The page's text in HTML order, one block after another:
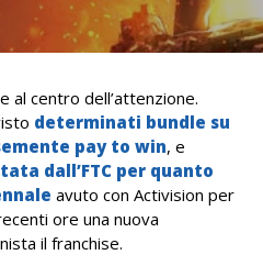
al centro dell’attenzione.
determinati bundle su
pay to win, e
dall’FTC per quanto
avuto con Activision per
ore una nuova
il franchise.